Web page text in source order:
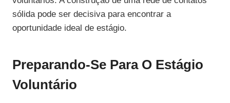
sólida pode ser decisiva para encontrar a
oportunidade ideal de estágio.
Preparando-Se Para O Estágio
Voluntário